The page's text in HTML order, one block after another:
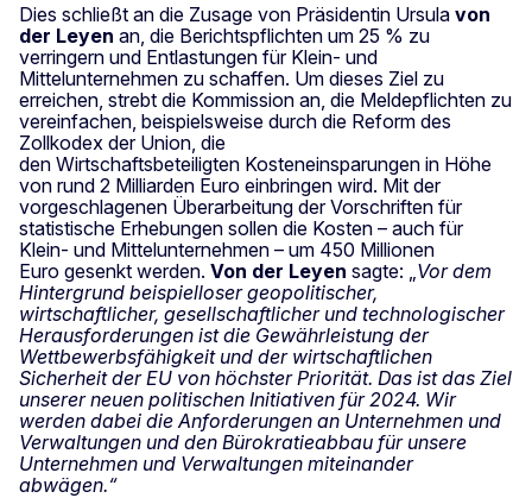
Dies schließt an die Zusage von Präsidentin Ursula von
der Leyen an, die Berichtspflichten um 25 % zu
verringern und Entlastungen für Klein- und
Mittelunternehmen zu schaffen. Um dieses Ziel zu
erreichen, strebt die Kommission an, die Meldepflichten zu
vereinfachen, beispielsweise durch die Reform des
Zollkodex der Union, die
den Wirtschaftsbeteiligten Kosteneinsparungen in Höhe
von rund 2 Milliarden Euro einbringen wird. Mit der
vorgeschlagenen Überarbeitung der Vorschriften für
statistische Erhebungen sollen die Kosten – auch für
Klein- und Mittelunternehmen – um 450 Millionen
Euro gesenkt werden. Von der Leyen sagte: „ Vor dem
Hintergrund beispielloser geopolitischer,
wirtschaftlicher, gesellschaftlicher und technologischer
Herausforderungen ist die Gewährleistung der
Wettbewerbsfähigkeit und der wirtschaftlichen
Sicherheit der EU von höchster Priorität. Das ist das Ziel
unserer neuen politischen Initiativen für 2024. Wir
werden dabei die Anforderungen an Unternehmen und
Verwaltungen und den Bürokratieabbau für unsere
Unternehmen und Verwaltungen miteinander
abwägen.“